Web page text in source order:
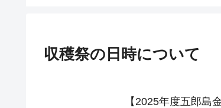
収穫祭の日時について
【2025年度五郎島